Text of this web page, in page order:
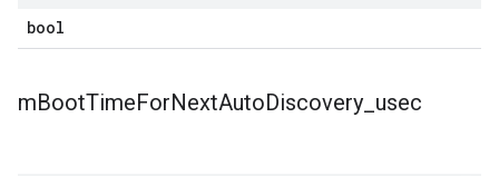
bool
mBootTimeForNextAutoDiscovery usec